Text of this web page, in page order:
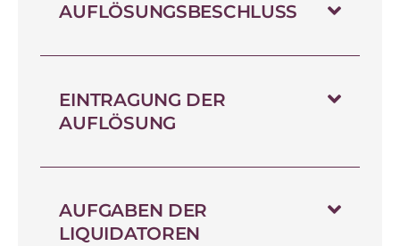
AUFLÖSUNGSBESCHLUSS
EINTRAGUNG DER
AUFLÖSUNG
AUFGABEN DER
LIQUIDATOREN